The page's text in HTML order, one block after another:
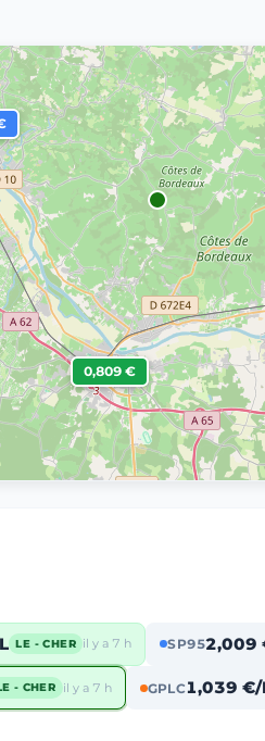
0,809 €
LE - CHER il y a 7 h SP952,009
- CHER il y a 7 h GPLC1,039 €/